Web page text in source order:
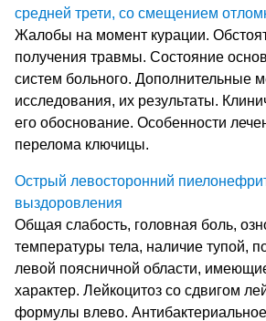
средней трети, со смещением
Жалобы на момент курации.
получения травмы. Состояние
систем больного. Дополнительные
исследования, их результаты.
его обоснование. Особенности
перелома ключицы.
Острый левосторонний
выздоровления
Общая слабость, головная боль,
температуры тела, наличие тупой,
левой поясничной области,
характер. Лейкоцитоз со сдвигом
формулы влево.